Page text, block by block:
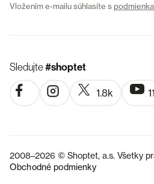
Vložením e-mailu súhlasíte s
Sledujte#shoptet
1.8k
2008–2026 © Shoptet, a.s. Všetky
Obchodné podmienky